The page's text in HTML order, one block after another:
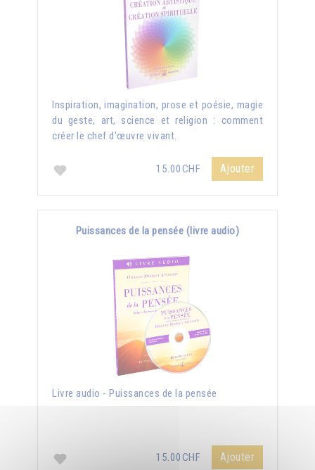
Inspiration, imagination, prose et poésie, magie
du geste, art, science et religion : comment
créer le chef d'œuvre vivant.
15.00CHF Ajouter
Puissances de la pensée (livre audio)
Livre audio - Puissances de la pensée
15.00CHF Ajouter